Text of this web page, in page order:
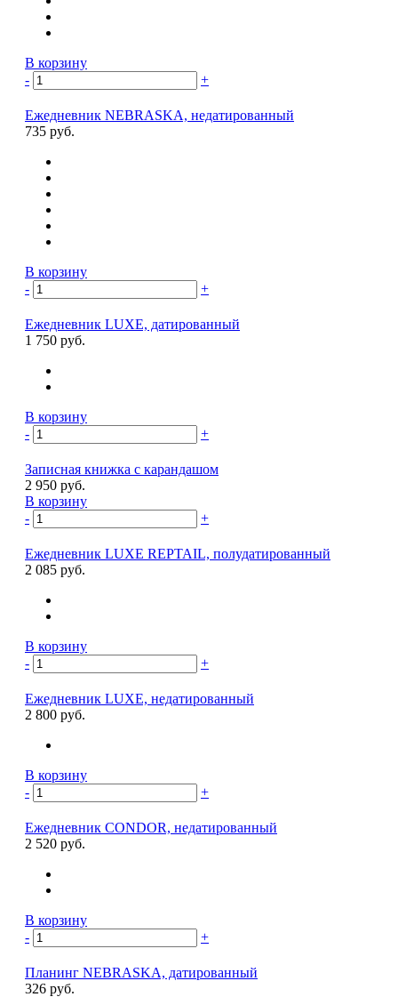
В корзину
-
+
Ежедневник NEBRASKA, недатированный
735 руб.
В корзину
-
+
Ежедневник LUXE, датированный
1 750 руб.
В корзину
-
+
Записная книжка с карандашом
2 950 руб.
В корзину
-
+
Ежедневник LUXE REPTAIL, полудатированный
2 085 руб.
В корзину
-
+
Ежедневник LUXE, недатированный
2 800 руб.
В корзину
-
+
Ежедневник CONDOR, недатированный
2 520 руб.
В корзину
-
+
Планинг NEBRASKA, датированный
326 руб.